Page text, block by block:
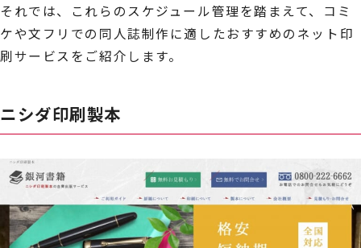
それでは、これらのスケジュール管理を踏まえて、コミ
ケや文フリでの同人誌制作に適したおすすめのネット印
刷サービスをご紹介します。
ニシダ印刷製本